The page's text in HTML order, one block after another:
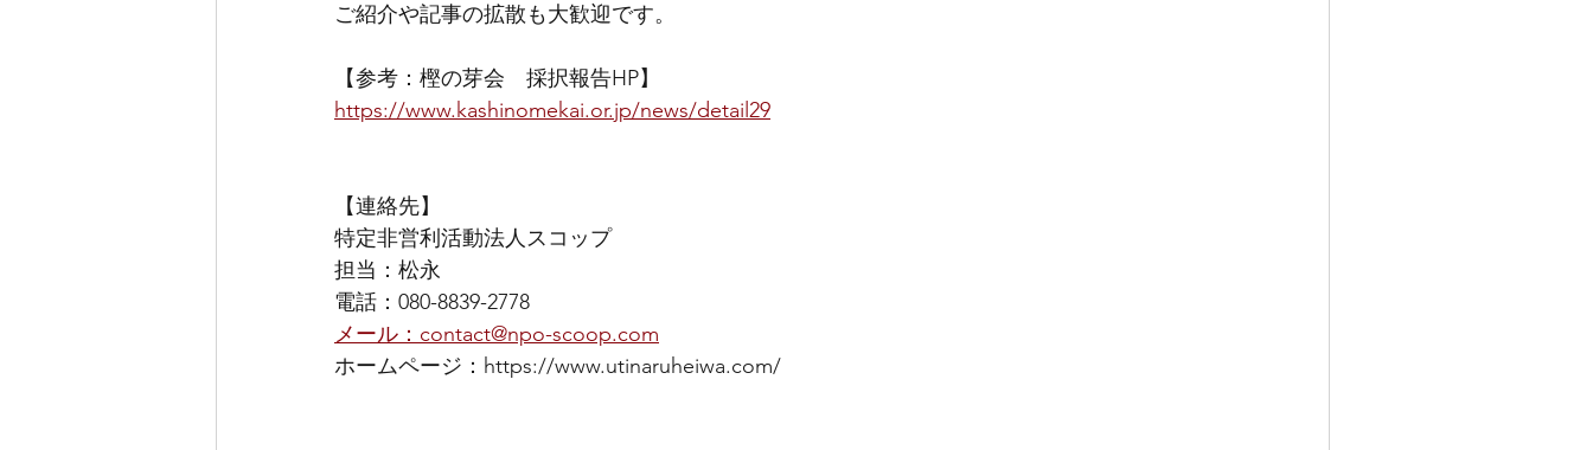
ご紹介や記事の拡散も大歓迎です。
【参考：樫の芽会　採択報告HP】
https://www.kashinomekai.or.jp/news/detail29
【連絡先】
特定非営利活動法人スコップ
担当：松永
電話：080-8839-2778
メール：contact@npo-scoop.com
ホームページ：https://www.utinaruheiwa.com/